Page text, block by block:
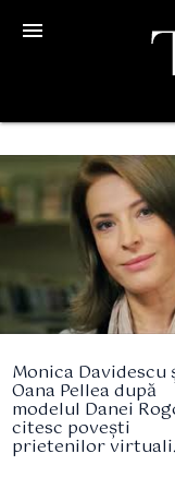
menu
Monica Davidescu
Oana Pellea după
modelul Danei
citesc povești
prietenilor virtuali.